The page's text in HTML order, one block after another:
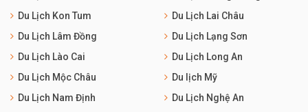
Du Lịch Kon Tum
Du Lịch Lai Châu
Du Lịch Lâm Đồng
Du Lịch Lạng Sơn
Du Lịch Lào Cai
Du Lịch Long An
Du Lịch Mộc Châu
Du lịch Mỹ
Du Lịch Nam Định
Du Lịch Nghệ An